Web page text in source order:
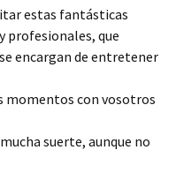
estas fantásticas
profesionales, que
encargan de entretener
momentos con vosotros
suerte, aunque no